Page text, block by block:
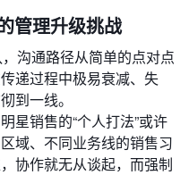
管理升级挑战
沟通路径从简单的点对点
递过程中极易衰减、失
到一线。
星销售的“个人打法”或许
域、不同业务线的销售习
协作就无从谈起，而强制